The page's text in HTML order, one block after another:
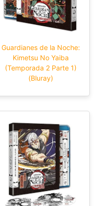
Guardianes de la Noche:
Kimetsu No Yaiba
(Temporada 2 Parte 1)
(Bluray)